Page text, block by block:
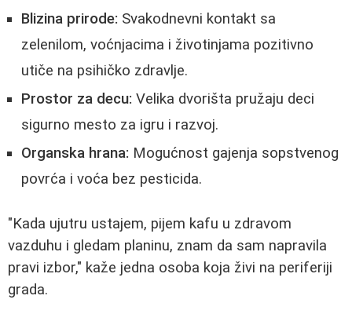
Blizina prirode: Svakodnevni kontakt sa
zelenilom, voćnjacima i životinjama pozitivno
utiče na psihičko zdravlje.
Prostor za decu: Velika dvorišta pružaju deci
sigurno mesto za igru i razvoj.
Organska hrana: Mogućnost gajenja sopstvenog
povrća i voća bez pesticida.
"Kada ujutru ustajem, pijem kafu u zdravom
vazduhu i gledam planinu, znam da sam napravila
pravi izbor," kaže jedna osoba koja živi na periferiji
grada.